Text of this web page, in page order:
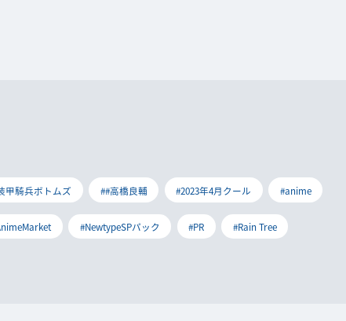
甲騎兵ボトムズ ##高橋良輔 #2023年4月クール #anime
#NewtypeSPパック #PR #Rain Tree